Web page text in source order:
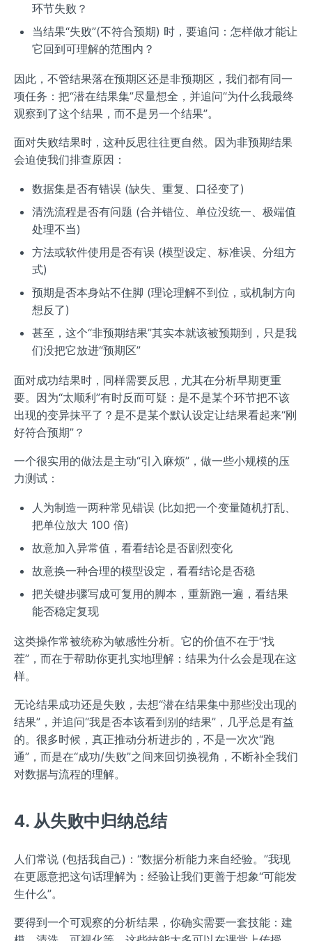
环节失败？
当结果“失败”(不符合预期) 时，要追问：怎样做才能让
它回到可理解的范围内？
因此，不管结果落在预期区还是非预期区，我们都有同一
项任务：把“潜在结果集”尽量想全，并追问“为什么我最终
观察到了这个结果，而不是另一个结果”。
面对失败结果时，这种反思往往更自然。因为非预期结果
会迫使我们排查原因：
数据集是否有错误 (缺失、重复、口径变了)
清洗流程是否有问题 (合并错位、单位没统一、极端值
处理不当)
方法或软件使用是否有误 (模型设定、标准误、分组方
式)
预期是否本身站不住脚 (理论理解不到位，或机制方向
想反了)
甚至，这个“非预期结果”其实本就该被预期到，只是我
们没把它放进“预期区”
面对成功结果时，同样需要反思，尤其在分析早期更重
要。因为“太顺利”有时反而可疑：是不是某个环节把不该
出现的变异抹平了？是不是某个默认设定让结果看起来“刚
好符合预期”？
一个很实用的做法是主动“引入麻烦”，做一些小规模的压
力测试：
人为制造一两种常见错误 (比如把一个变量随机打乱、
把单位放大 100 倍)
故意加入异常值，看看结论是否剧烈变化
故意换一种合理的模型设定，看看结论是否稳
把关键步骤写成可复用的脚本，重新跑一遍，看结果
能否稳定复现
这类操作常被统称为敏感性分析。它的价值不在于“找
茬”，而在于帮助你更扎实地理解：结果为什么会是现在这
样。
无论结果成功还是失败，去想“潜在结果集中那些没出现的
结果”，并追问“我是否本该看到别的结果”，几乎总是有益
的。很多时候，真正推动分析进步的，不是一次次“跑
通”，而是在“成功/失败”之间来回切换视角，不断补全我们
对数据与流程的理解。
4. 从失败中归纳总结
人们常说 (包括我自己)：“数据分析能力来自经验。”我现
在更愿意把这句话理解为：经验让我们更善于想象“可能发
生什么”。
要得到一个可观察的分析结果，你确实需要一套技能：建